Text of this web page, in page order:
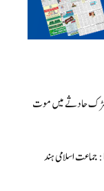
: جماعت اسلامی ہند